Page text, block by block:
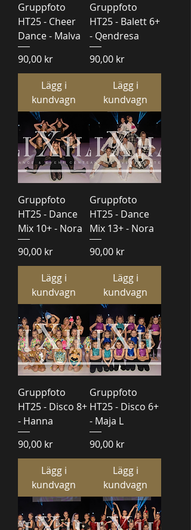
Gruppfoto
HT25 - Cheer
Dance - Malva
Pris
90,00 kr
Lägg i
kundvagn
Gruppfoto
HT25 - Balett 6+
- Qendresa
Pris
90,00 kr
Lägg i
kundvagn
Gruppfoto
HT25 - Dance
Mix 10+ - Nora
Pris
90,00 kr
Lägg i
kundvagn
Gruppfoto
HT25 - Dance
Mix 13+ - Nora
Pris
90,00 kr
Lägg i
kundvagn
Gruppfoto
HT25 - Disco 8+
- Hanna
Pris
90,00 kr
Lägg i
kundvagn
Gruppfoto
HT25 - Disco 6+
- Maja L
Pris
90,00 kr
Lägg i
kundvagn